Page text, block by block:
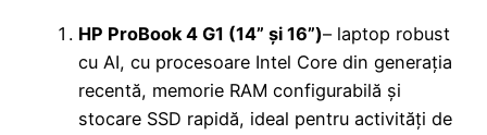
HP ProBook 4 G1 (14” și 16”)– laptop robust
cu AI, cu procesoare Intel Core din generația
recentă, memorie RAM configurabilă și
stocare SSD rapidă, ideal pentru activități de